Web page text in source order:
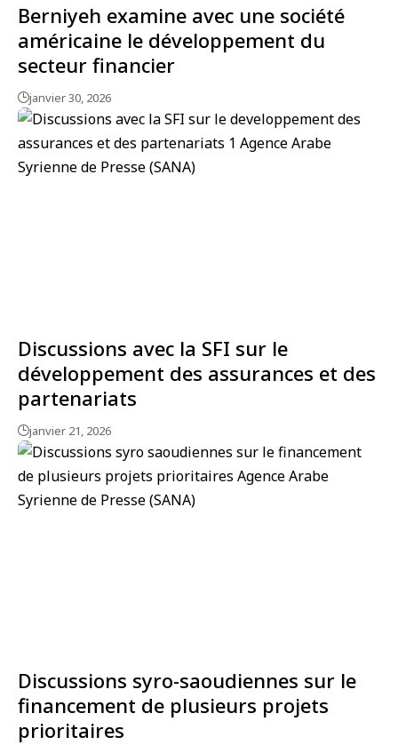
Berniyeh examine avec une société
américaine le développement du
secteur financier
janvier 30, 2026
Discussions avec la SFI sur le
développement des assurances et des
partenariats
janvier 21, 2026
Discussions syro-saoudiennes sur le
financement de plusieurs projets
prioritaires